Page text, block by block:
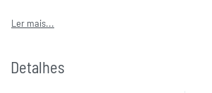
Detalhes